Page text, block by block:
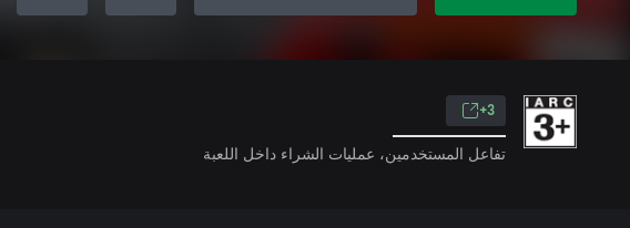
3+
تفاعل المستخدمين، عمليات الشراء داخل اللعبة